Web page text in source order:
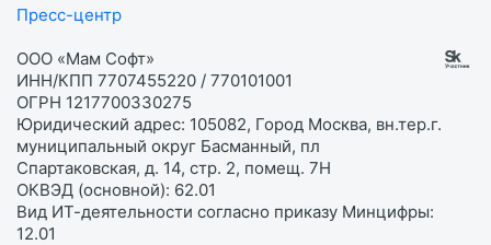
Пресс-центр
ООО «Мам Софт»
ИНН/КПП 7707455220 / 770101001
ОГРН 1217700330275
Юридический адрес: 105082, Город Москва, вн.тер.г.
муниципальный округ Басманный, пл
Спартаковская, д. 14, стр. 2, помещ. 7Н
ОКВЭД (основной): 62.01
Вид ИТ-деятельности согласно приказу Минцифры:
12.01